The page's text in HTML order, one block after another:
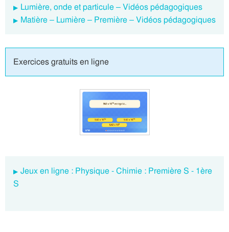
Lumière, onde et particule – Vidéos pédagogiques
Matière – Lumière – Première – Vidéos pédagogiques
Exercices gratuits en ligne
Jeux en ligne : Physique - Chimie : Première S - 1ère
S